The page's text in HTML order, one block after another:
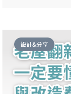
設計&分享